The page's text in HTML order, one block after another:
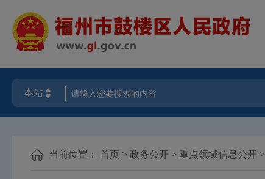
当前位置： 首页 > 政务公开 > 重点领域信息公开 >